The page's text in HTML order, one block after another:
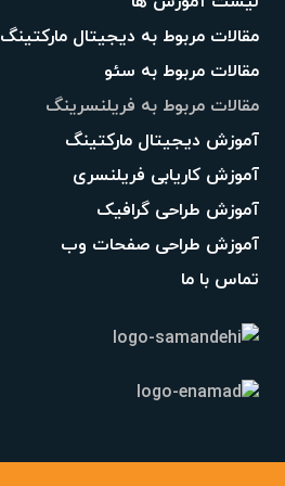
مقالات مربوط به دیجیتال مارکتینگ
مقالات مربوط به سئو
مقالات مربوط به فریلنسرینگ
آموزش دیجیتال مارکتینگ
آموزش کاریابی فریلنسری
آموزش طراحی گرافیک
آموزش طراحی صفحات وب
تماس با ما